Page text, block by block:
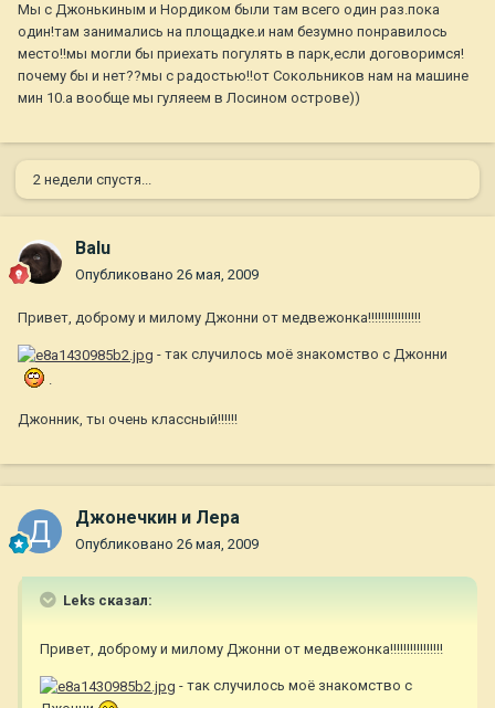
Мы с Джонькиным и Нордиком были там всего один раз.пока
один!там занимались на площадке.и нам безумно понравилось
место!!мы могли бы приехать погулять в парк,если договоримся!
почему бы и нет??мы с радостью!!от Сокольников нам на машине
мин 10.а вообще мы гуляеем в Лосином острове))
2 недели спустя...
Balu
Опубликовано 26 мая, 2009
Привет, доброму и милому Джонни от медвежонка!!!!!!!!!!!!!!!!
- так случилось моё знакомство с Джонни
Джонник, ты очень классный!!!!!!
Джонечкин и Лера
Опубликовано 26 мая, 2009
Leks сказал:
Привет, доброму и милому Джонни от медвежонка!!!!!!!!!!!!!!!!
- так случилось моё знакомство с